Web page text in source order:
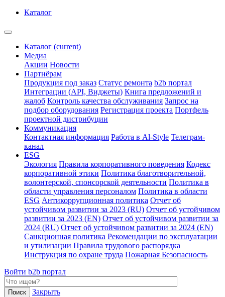
Каталог
Каталог (current)
Медиа
Акции Новости
Партнёрам
Продукция под заказ Статус ремонта b2b портал
Интеграции (API, Виджеты) Книга предложений и
жалоб Контроль качества обслуживания Запрос на
подбор оборудования Регистрация проекта Портфель
проектной дистрибуции
Коммуникация
Контактная информация Работа в Al-Style Телеграм-
канал
ESG
Экология Правила корпоративного поведения Кодекс
корпоративной этики Политика благотворительной,
волонтерской, спонсорской деятельности Политика в
области управления персоналом Политика в области
ESG Антикоррупционная политика Отчет об
устойчивом развитии за 2023 (RU) Отчет об устойчивом
развитии за 2023 (EN) Отчет об устойчивом развитии за
2024 (RU) Отчет об устойчивом развитии за 2024 (EN)
Санкционная политика Рекомендации по эксплуатации
и утилизации Правила трудового распорядка
Инструкция по охране труда Пожарная Безопасность
Войти b2b портал
Закрыть